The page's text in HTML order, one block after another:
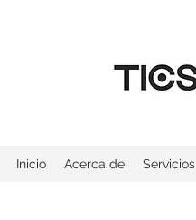
Inicio Acerca de Servicios